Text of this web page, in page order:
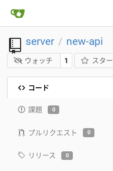
server / new-api
ウォッチ 1 スター
コード
課題 0
プルリクエスト 0
リリース 0